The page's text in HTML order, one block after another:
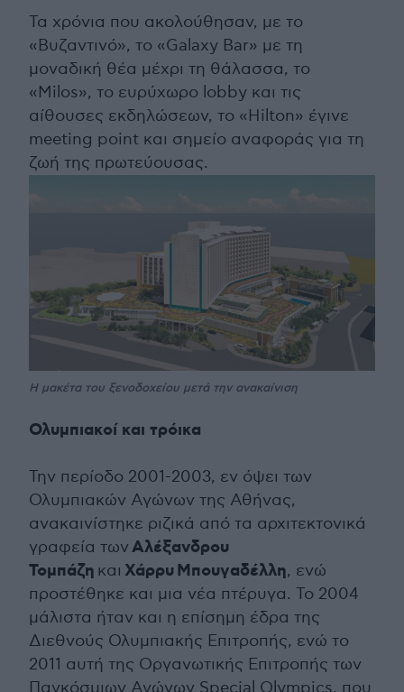
Τα χρόνια που ακολούθησαν, με το
«Βυζαντινό», το «Galaxy Βar» με τη
μοναδική θέα μέχρι τη θάλασσα, το
«Milos», το ευρύχωρο lobby και τις
αίθουσες εκδηλώσεων, το «Hilton» έγινε
meeting point και σημείο αναφοράς για τη
ζωή της πρωτεύουσας.
Η μακέτα του ξενοδοχείου μετά την ανακαίνιση
Ολυμπιακοί και τρόικα
Την περίοδο 2001-2003, εν όψει των
Ολυμπιακών Αγώνων της Αθήνας,
ανακαινίστηκε ριζικά από τα αρχιτεκτονικά
γραφεία τωνΑλέξανδρου
Τομπάζη και ΧάρρυΜπουγαδέλλη, ενώ
προστέθηκε και μια νέα πτέρυγα. Το 2004
μάλιστα ήταν και η επίσημη έδρα της
Διεθνούς Ολυμπιακής Επιτροπής, ενώ το
2011 αυτή της Οργανωτικής Επιτροπής των
Παγκόσμιων Αγώνων Special Olympics, που